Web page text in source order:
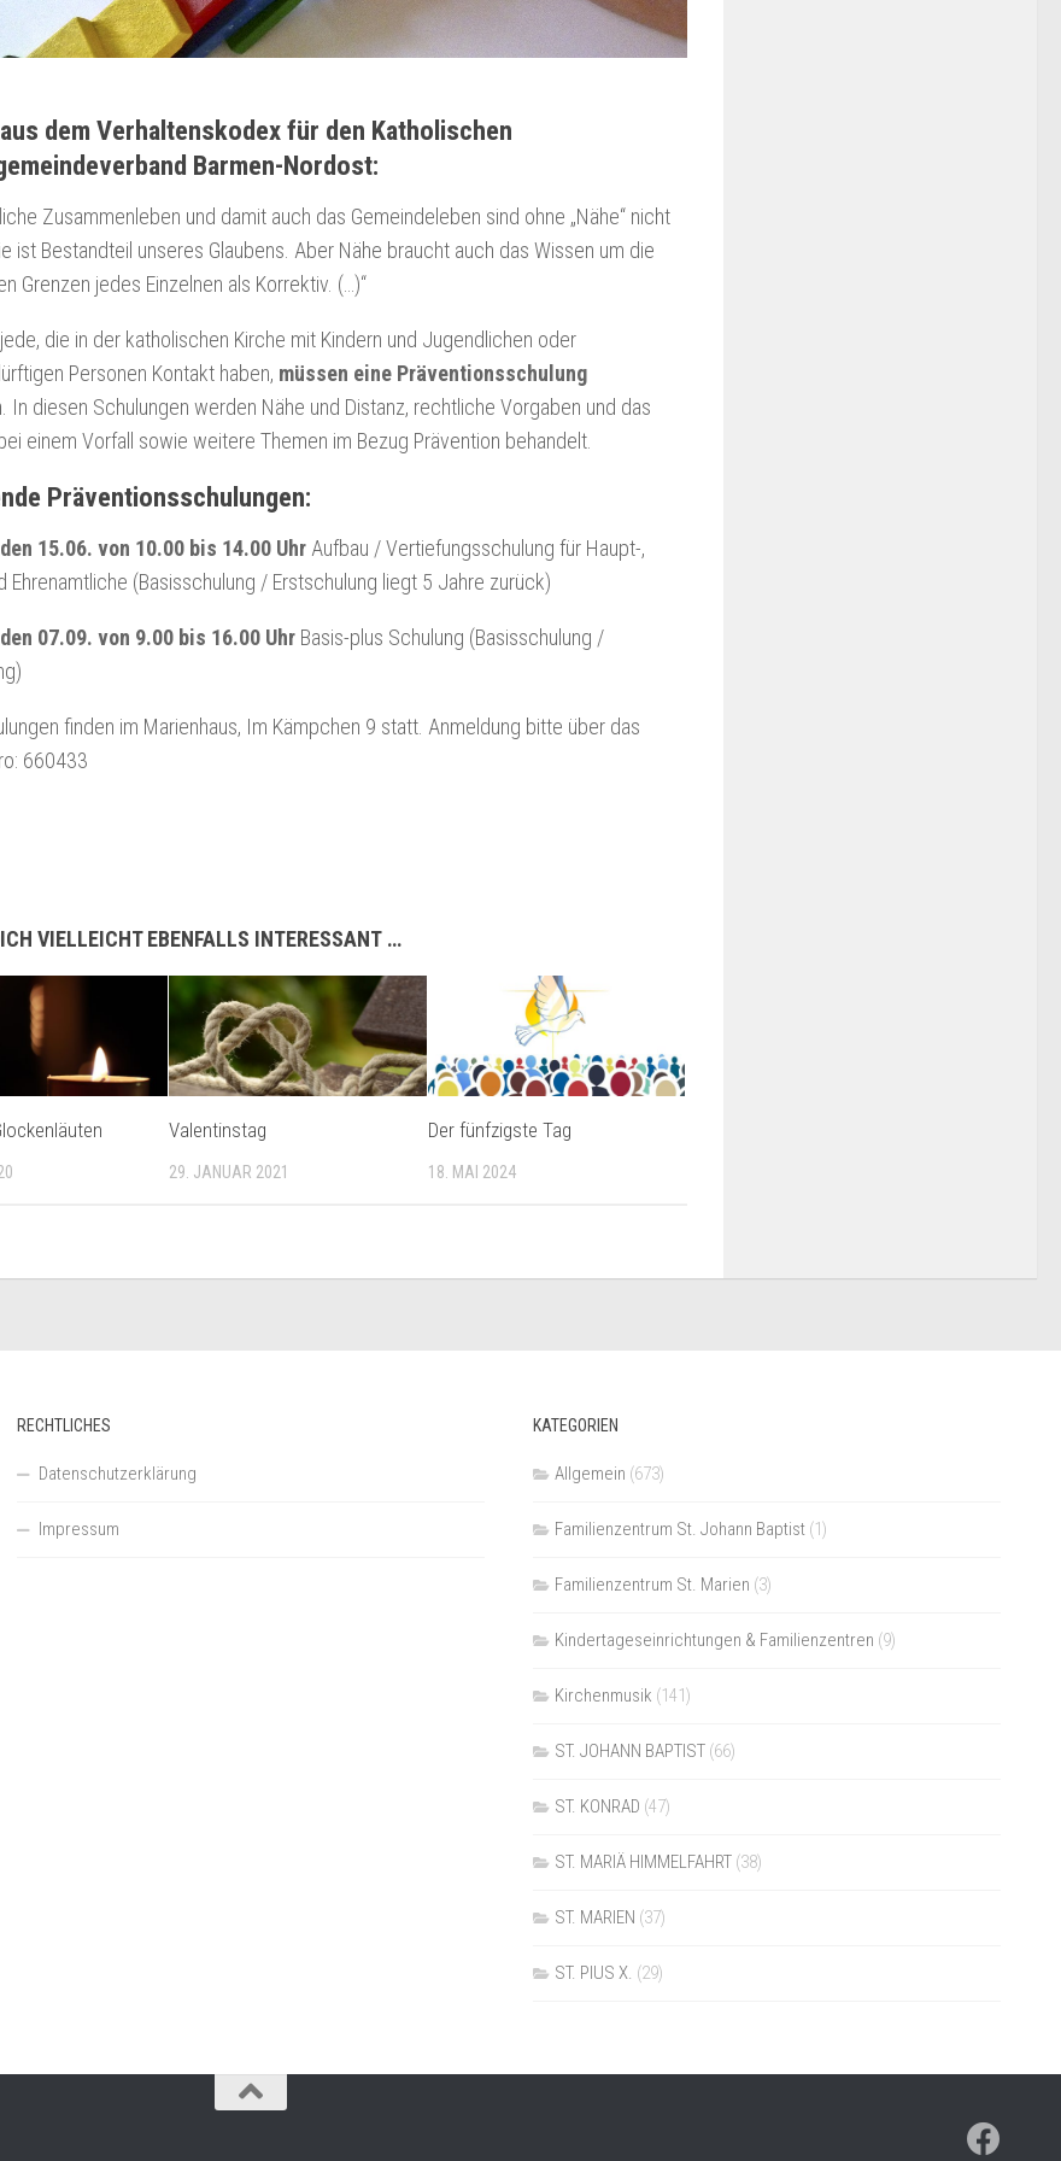
dem Verhaltenskodex für den Katholischen
Barmen-Nordost:
Zusammenleben und damit auch das Gemeindeleben sind ohne „Nähe“ nicht
ist Bestandteil unseres Glaubens. Aber Nähe braucht auch das Wissen um die
Grenzen jedes Einzelnen als Korrektiv. (…)“
die in der katholischen Kirche mit Kindern und Jugendlichen oder
Personen Kontakt haben, müssen eine Präventionsschulung
. In diesen Schulungen werden Nähe und Distanz, rechtliche Vorgaben und das
einem Vorfall sowie weitere Themen im Bezug Prävention behandelt.
Präventionsschulungen:
15.06. von 10.00 bis 14.00 Uhr Aufbau / Vertiefungsschulung für Haupt-,
Ehrenamtliche (Basisschulung / Erstschulung liegt 5 Jahre zurück)
07.09. von 9.00 bis 16.00 Uhr Basis-plus Schulung (Basisschulung /
finden im Marienhaus, Im Kämpchen 9 statt. Anmeldung bitte über das
660433
VIELLEICHT EBENFALLS INTERESSANT …
Valentinstag
29. JANUAR 2021
Der fünfzigste Tag
18. MAI 2024
RECHTLICHES
Datenschutzerklärung
Impressum
KATEGORIEN
Allgemein (673)
Familienzentrum St. Johann Baptist(1)
Familienzentrum St. Marien (3)
Kindertageseinrichtungen & Familienzentren (9)
Kirchenmusik (141)
ST. JOHANN BAPTIST(66)
ST. KONRAD (47)
ST. MARIÄ HIMMELFAHRT(38)
ST. MARIEN (37)
ST. PIUS X. (29)